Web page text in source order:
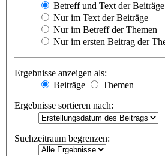
Betreff und Text der Beiträge
Nur im Text der Beiträge
Nur im Betreff der Themen
Nur im ersten Beitrag der
Ergebnisse anzeigen als:
Beiträge
Themen
Ergebnisse sortieren nach:
Suchzeitraum begrenzen: